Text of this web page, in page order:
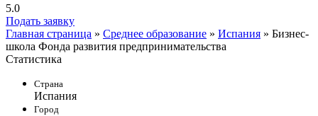
5.0
Подать заявку
Главная страница » Среднее образование » Испания » Бизнес-
школа Фонда развития предпринимательства
Статистика
Страна
Испания
Город